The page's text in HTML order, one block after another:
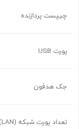
چیپست پردازنده
پورت USB
جک هدفون
تعداد پورت شبکه (LAN)